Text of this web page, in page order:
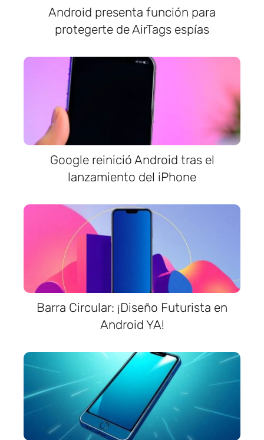
Android presenta función para
protegerte de AirTags espías
Google reinició Android tras el
lanzamiento del iPhone
Barra Circular: ¡Diseño Futurista en
Android YA!